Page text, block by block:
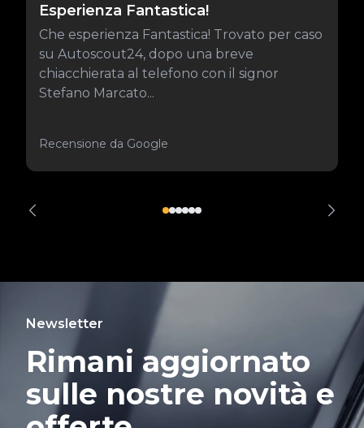
Esperienza Fantastica!
Che esperienza Fantastica! Trovato per caso
su Autoscout24, dopo una breve
chiacchierata al telefono con il signor
Stefano Marcato...
Recensione da Google
Newsletter
Rimani aggiornato
sulle nostre novità e